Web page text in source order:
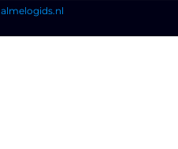
almelogids.nl